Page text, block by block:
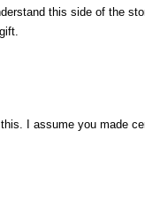
this side of the
I assume you made